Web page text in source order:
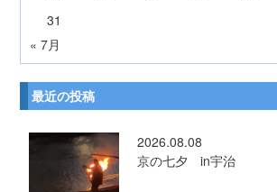
31
« 7月
最近の投稿
2026.08.08
京の七夕 in宇治